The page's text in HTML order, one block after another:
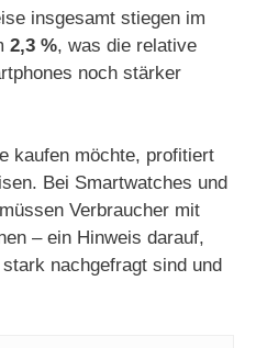
insgesamt stiegen im
2,3 %, was die relative
noch stärker
kaufen möchte, profitiert
Bei Smartwatches und
Verbraucher mit
– ein Hinweis darauf,
nachgefragt sind und